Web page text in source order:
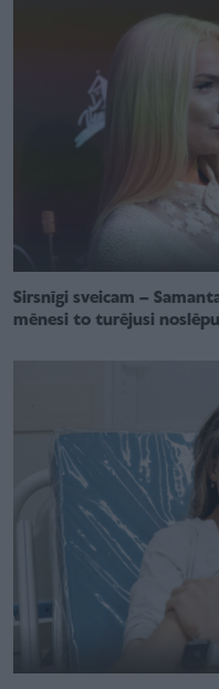
Sirsnīgi sveicam –
mēnesi to turējusi